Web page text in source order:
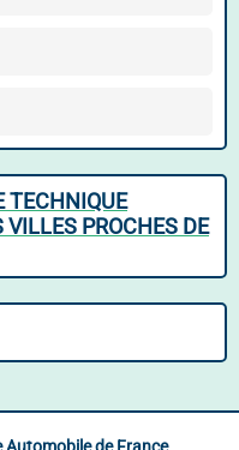
TECHNIQUE
PROCHES DE